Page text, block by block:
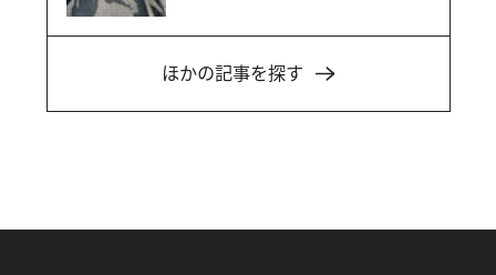
ほかの記事を探す